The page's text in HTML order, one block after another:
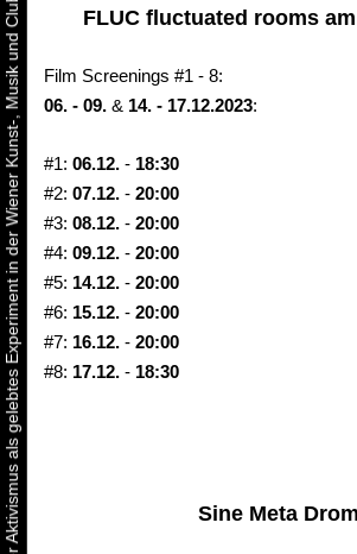
Urbaner Aktivismus als gelebtes Experiment in der Wiener Kunst-, Musik und Clubszene FLUC fluctuated rooms
Film Screenings #1 - 8:
06. - 09. & 14. - 17.12.2023:
#1: 06.12. - 18:30
#2: 07.12. - 20:00
#3: 08.12. - 20:00
#4: 09.12. - 20:00
#5: 14.12. - 20:00
#6: 15.12. - 20:00
#7: 16.12. - 20:00
#8: 17.12. - 18:30
Sine Meta Drom